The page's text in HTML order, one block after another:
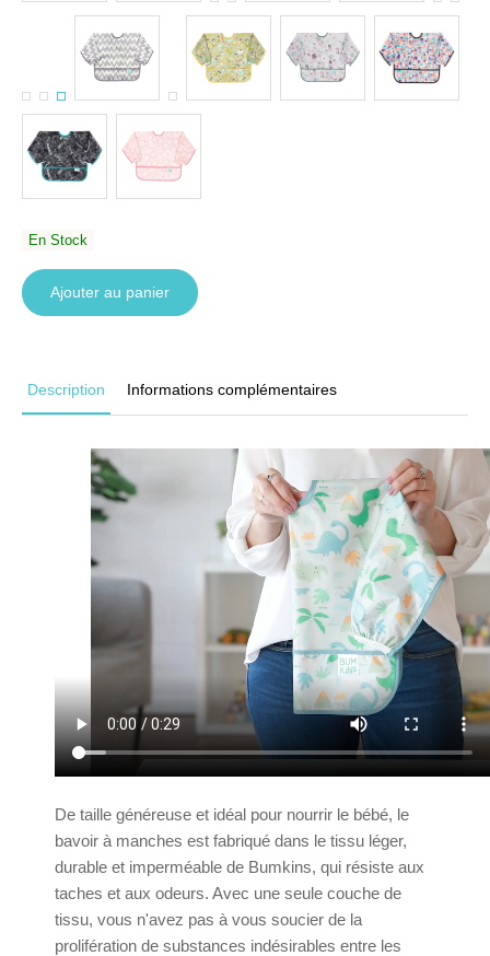
En Stock
Ajouter au panier
Description Informations complémentaires
De taille généreuse et idéal pour nourrir le bébé, le
bavoir à manches est fabriqué dans le tissu léger,
durable et imperméable de Bumkins, qui résiste aux
taches et aux odeurs. Avec une seule couche de
tissu, vous n'avez pas à vous soucier de la
prolifération de substances indésirables entre les